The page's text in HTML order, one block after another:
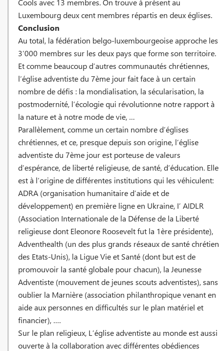
Cools avec 13 membres. On trouve à présent au
Luxembourg deux cent membres répartis en deux églises.
Conclusion
Au total, la fédération belgo-luxembourgeoise approche les
3’000 membres sur les deux pays que forme son territoire.
Et comme beaucoup d’autres communautés chrétiennes,
l’église adventiste du 7ème jour fait face à un certain
nombre de défis : la mondialisation, la sécularisation, la
postmodernité, l’écologie qui révolutionne notre rapport à
la nature et à notre mode de vie, …
Parallèlement, comme un certain nombre d’églises
chrétiennes, et ce, presque depuis son origine, l’église
adventiste du 7ème jour est porteuse de valeurs
d’espérance, de liberté religieuse, de santé, d’éducation. Elle
est à l’origine de différentes institutions qui les véhiculent:
ADRA (organisation humanitaire d’aide et de
développement) en première ligne en Ukraine, I’ AIDLR
(Association Internationale de la Défense de la Liberté
religieuse dont Eleonore Roosevelt fut la 1ère présidente),
Adventhealth (un des plus grands réseaux de santé chrétien
des Etats-Unis), la Ligue Vie et Santé (dont but est de
promouvoir la santé globale pour chacun), la Jeunesse
Adventiste (mouvement de jeunes scouts adventistes), sans
oublier la Marnière (association philanthropique venant en
aide aux personnes en difficultés sur le plan matériel et
financier), ….
Sur le plan religieux, L’église adventiste au monde est aussi
ouverte à la collaboration avec différentes obédiences